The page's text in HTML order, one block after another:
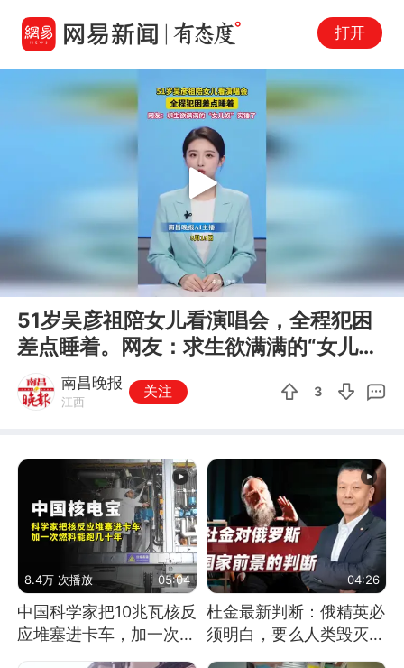
打开
00:00 00:23
Play
51岁吴彦祖陪女儿看演唱会，全程犯困
差点睡着。网友：求生欲满满的“女儿
奴”实锤了
南昌晚报
江西
关注 3
8.4万 次播放 05:04
中国科学家把10兆瓦核反
应堆塞进卡车，加一次燃
料能跑几十年
04:26
杜金最新判断：俄精英必
须明白，要么人类毁灭，
要么俄毁灭